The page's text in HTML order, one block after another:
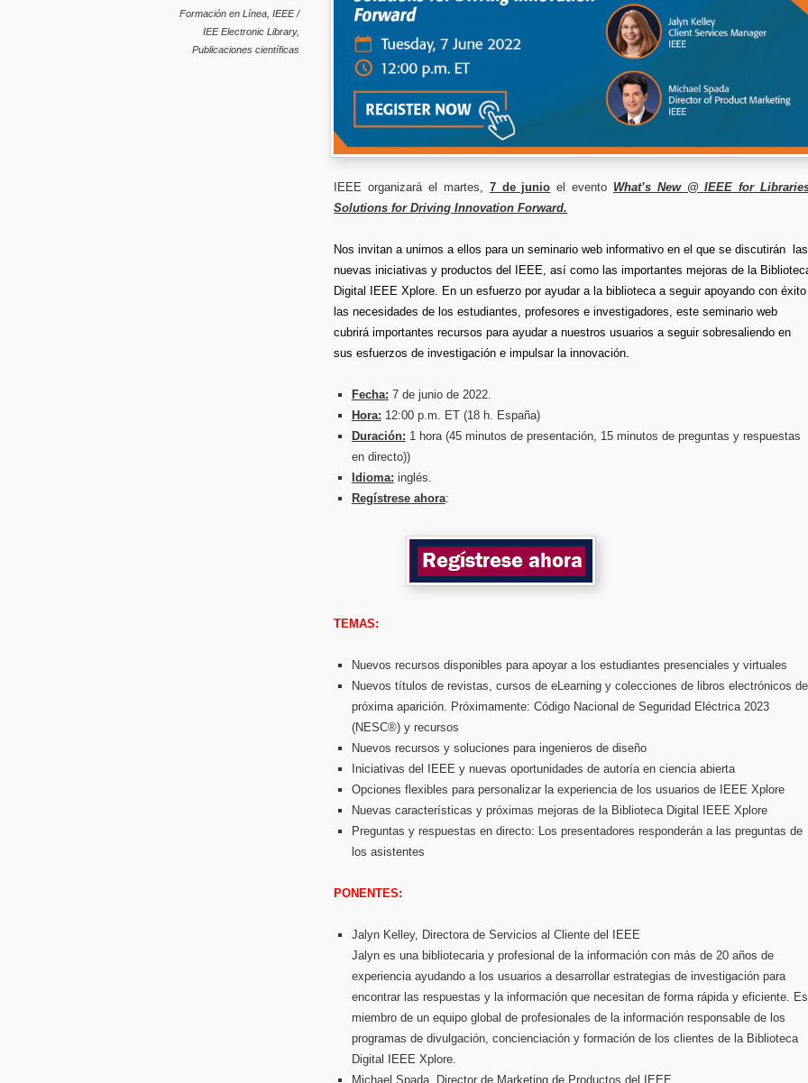
Formación en Línea ,IEEE /
IEE Electronic Library,
Publicaciones científicas
IEEE organizará el martes, 7 de junio el evento What’s New @ IEEE for
Solutions for Driving Innovation Forward.
Nos invitan a unirnos a ellos para un seminario web informativo en el que se discutirán las
nuevas iniciativas y productos del IEEE, así como las importantes mejoras de la
Digital IEEE Xplore. En un esfuerzo por ayudar a la biblioteca a seguir apoyando con éxito
las necesidades de los estudiantes, profesores e investigadores, este seminario web
cubrirá importantes recursos para ayudar a nuestros usuarios a seguir sobresaliendo en
sus esfuerzos de investigación e impulsar la innovación.
Fecha: 7 de junio de 2022.
Hora: 12:00 p.m. ET (18 h. España)
Duración: 1 hora (45 minutos de presentación, 15 minutos de preguntas y respuestas
en directo))
Idioma: inglés.
Regístrese ahora:
TEMAS:
Nuevos recursos disponibles para apoyar a los estudiantes presenciales y virtuales
Nuevos títulos de revistas, cursos de eLearning y colecciones de libros electrónicos de
próxima aparición. Próximamente: Código Nacional de Seguridad Eléctrica 2023
(NESC®) y recursos
Nuevos recursos y soluciones para ingenieros de diseño
Iniciativas del IEEE y nuevas oportunidades de autoría en ciencia abierta
Opciones flexibles para personalizar la experiencia de los usuarios de IEEE Xplore
Nuevas características y próximas mejoras de la Biblioteca Digital IEEE Xplore
Preguntas y respuestas en directo: Los presentadores responderán a las preguntas de
los asistentes
PONENTES:
Jalyn Kelley, Directora de Servicios al Cliente del IEEE
Jalyn es una bibliotecaria y profesional de la información con más de 20 años de
experiencia ayudando a los usuarios a desarrollar estrategias de investigación para
encontrar las respuestas y la información que necesitan de forma rápida y eficiente. Es
miembro de un equipo global de profesionales de la información responsable de los
programas de divulgación, concienciación y formación de los clientes de la Biblioteca
Digital IEEE Xplore.
Michael Spada, Director de Marketing de Productos del IEEE